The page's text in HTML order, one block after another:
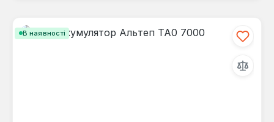
В наявності